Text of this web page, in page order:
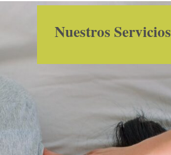
Nuestros Servicios